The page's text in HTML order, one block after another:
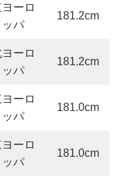
ーロ
ッパ
181.2cm
ーロ
ッパ
181.2cm
ーロ
ッパ
181.0cm
ーロ
ッパ
181.0cm